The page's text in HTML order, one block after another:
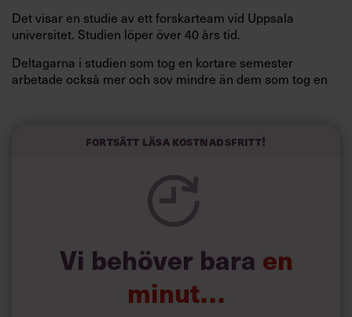
Det visar en studie av ett forskarteam vid Uppsala
universitet. Studien löper över 40 års tid.
Deltagarna i studien som tog en kortare semester
arbetade också mer och sov mindre än dem som tog en
Forskarna tror sig dessutom kunna uttyda att en längre
försök att förändra livsstilsvanor.
Fortsätt läsa kostnadsfritt!
Vi behöver bara en
minut…